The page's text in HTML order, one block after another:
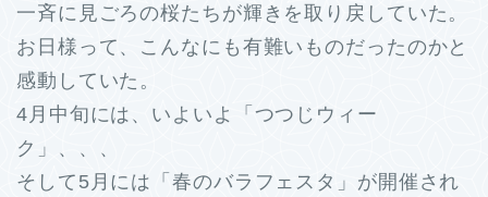
一斉に見ごろの桜たちが輝きを取り戻していた。
お日様って、こんなにも有難いものだったのかと
感動していた。
4月中旬には、いよいよ「つつじウィー
ク」、、、
そして5月には「春のバラフェスタ」が開催され